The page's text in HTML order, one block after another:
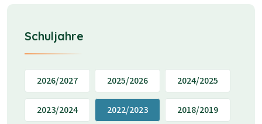
Schuljahre
2026/2027 2025/2026 2024/2025
2023/2024 2022/2023 2018/2019